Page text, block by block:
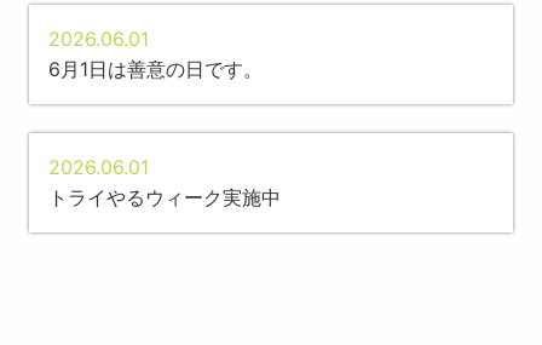
2026.06.01
6月1日は善意の日です。
2026.06.01
トライやるウィーク実施中